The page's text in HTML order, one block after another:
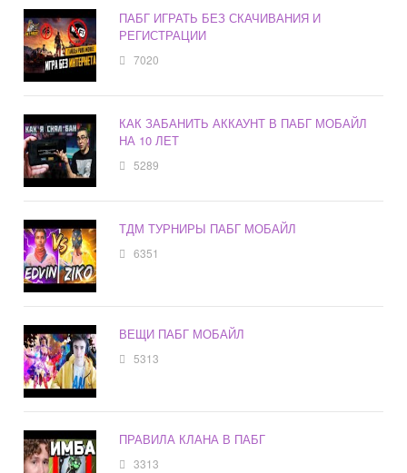
ПАБГ ИГРАТЬ БЕЗ СКАЧИВАНИЯ И
РЕГИСТРАЦИИ
7020
КАК ЗАБАНИТЬ АККАУНТ В ПАБГ МОБАЙЛ
НА 10 ЛЕТ
5289
ТДМ ТУРНИРЫ ПАБГ МОБАЙЛ
6351
ВЕЩИ ПАБГ МОБАЙЛ
5313
ПРАВИЛА КЛАНА В ПАБГ
3313